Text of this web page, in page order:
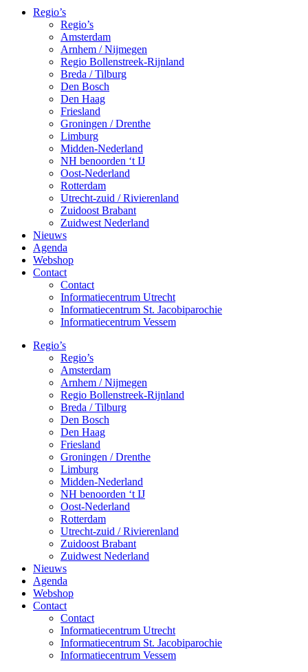
Regio’s
Regio’s
Amsterdam
Arnhem / Nijmegen
Regio Bollenstreek-Rijnland
Breda / Tilburg
Den Bosch
Den Haag
Friesland
Groningen / Drenthe
Limburg
Midden-Nederland
NH benoorden ‘t IJ
Oost-Nederland
Rotterdam
Utrecht-zuid / Rivierenland
Zuidoost Brabant
Zuidwest Nederland
Nieuws
Agenda
Webshop
Contact
Contact
Informatiecentrum Utrecht
Informatiecentrum St. Jacobiparochie
Informatiecentrum Vessem
Regio’s
Regio’s
Amsterdam
Arnhem / Nijmegen
Regio Bollenstreek-Rijnland
Breda / Tilburg
Den Bosch
Den Haag
Friesland
Groningen / Drenthe
Limburg
Midden-Nederland
NH benoorden ‘t IJ
Oost-Nederland
Rotterdam
Utrecht-zuid / Rivierenland
Zuidoost Brabant
Zuidwest Nederland
Nieuws
Agenda
Webshop
Contact
Contact
Informatiecentrum Utrecht
Informatiecentrum St. Jacobiparochie
Informatiecentrum Vessem